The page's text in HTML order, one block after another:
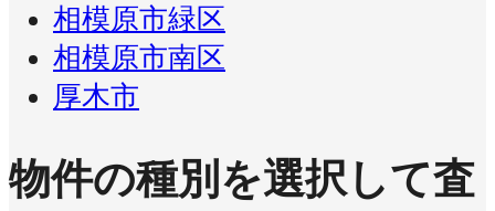
相模原市緑区
相模原市南区
厚木市
物件の種別を選択して査